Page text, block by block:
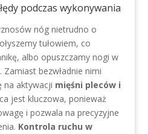
podczas wykonywania
nóg nietrudno o
tułowiem, co
albo opuszczamy nogi w
bezwładnie nimi
na aktywacji mięśni pleców i
jest kluczowa, ponieważ
i pozwala na precyzyjne
Kontrola ruchu w